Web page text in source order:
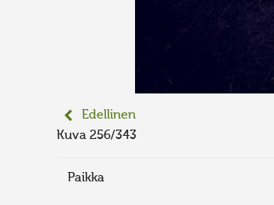
Edellinen
Kuva 256/343
Paikka